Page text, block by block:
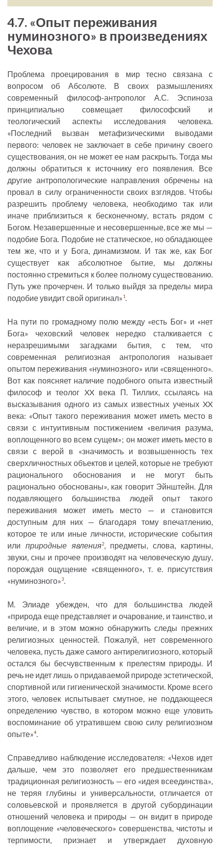
4.7. «Опыт переживания
нуминозного» в произведениях
Чехова
Проблема проецирования в мир тесно связана с
вопросом об Абсолюте. В своих размышлениях
современный философ-антрополог А.С. Эспиноза
принципиально совмещает философский и
теологический аспекты исследования человека.
«Последний вызван метафизическими выводами
первого: человек не заключает в себе причину своего
существования, он не может ее нам раскрыть. Тогда мы
должны обратиться к источнику его появления. Все
другие антропологические направления обречены на
провал в силу ограниченности своих взглядов. Чтобы
разрешить проблему человека, необходимо так или
иначе приблизиться к бесконечному, встать рядом с
Богом. Незавершенные и несовершенные, все же мы —
подобие Бога. Подобие не статическое, но обладающее
тем же, что и у Бога, динамизмом. И так же, как Бог
существует как абсолютное бытие, мы должны
постоянно стремиться к более полному существованию.
Путь уже прочерчен. И только выйдя за пределы мира
подобие увидит свой оригинал»1.
На пути по громадному полю между «есть Бог» и «нет
Бога» чеховский человек нередко сталкивается с
неразрешимыми загадками бытия, с тем, что
современная религиозная антропология называет
опытом переживания «нуминозного» или «священного».
Вот как поясняет наличие подобного опыта известный
философ и теолог XX века П. Тиллих, ссылаясь на
высказывания одного из самых известных ученых XX
века: «Опыт такого переживания может иметь место в
связи с интуитивным постижением «величия разума,
воплощенного во всем сущем»; он может иметь место в
связи с верой в «значимость и возвышенность тех
сверхличностных объектов и целей, которые не требуют
рационального обоснования и не могут быть
рационально обоснованы», как говорит Эйнштейн. Для
подавляющего большинства людей опыт такого
переживания может иметь место — и становится
доступным для них — благодаря тому впечатлению,
которое те или иные личности, исторические события
или природные явления2, предметы, слова, картины,
звуки, сны и прочее производят на человеческую душу,
порождая ощущение «священного», т. е. присутствия
«нуминозного»3.
М. Элиаде убежден, что для большинства людей
«природа еще представляет и очарование, и таинство, и
величие, и в этом можно обнаружить следы прежних
религиозных ценностей. Пожалуй, нет современного
человека, пусть даже самого антирелигиозного, который
остался бы бесчувственным к прелестям природы. И
речь не идет лишь о придаваемой природе эстетической,
спортивной или гигиенической значимости. Кроме всего
этого, человек испытывает смутное, не поддающееся
определению чувство, в котором можно еще уловить
воспоминание об утратившем свою силу религиозном
опыте»4.
Справедливо наблюдение исследователя: «Чехов идет
дальше, чем это позволяет его предшественникам
традиционная религиозность — его «идея всеединства»,
не теряя глубины и универсальности, отличается от
соловьевской и проявляется в другой субординации
отношений человека и природы — он видит в природе
воплощение «человеческого» совершенства, чистоты и
терпимости, признает и утверждает духовную